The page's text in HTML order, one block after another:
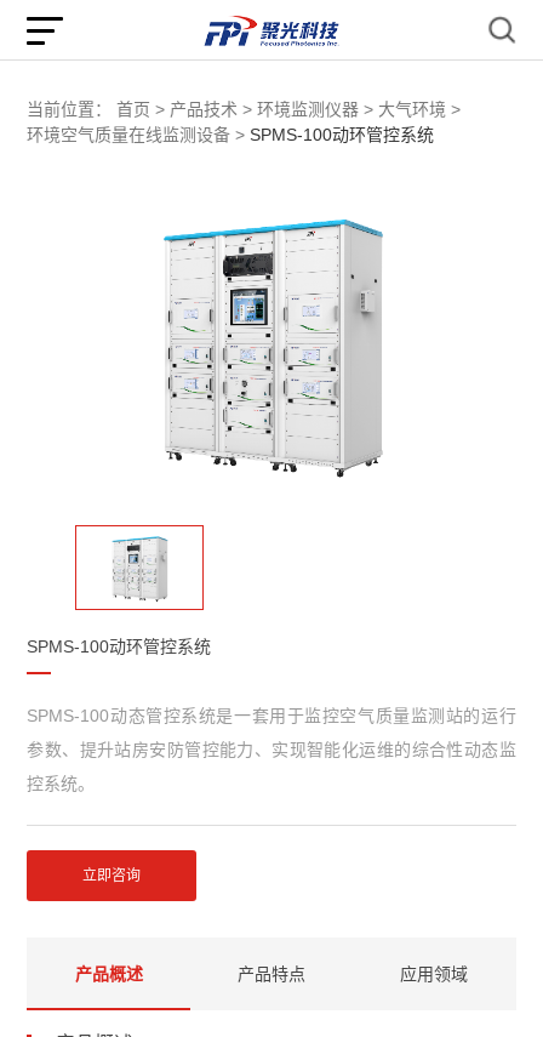
当前位置： 首页 > 产品技术 > 环境监测仪器 > 大气环境 >
环境空气质量在线监测设备 > SPMS-100动环管控系统
SPMS-100动环管控系统
SPMS-100动态管控系统是一套用于监控空气质量监测站的运行
参数、提升站房安防管控能力、实现智能化运维的综合性动态监
控系统。
立即咨询
产品概述 产品特点 应用领域